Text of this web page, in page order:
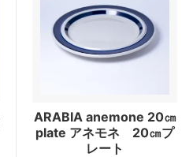
ARABIA anemone 20㎝
plate アネモネ 20㎝プ
レート